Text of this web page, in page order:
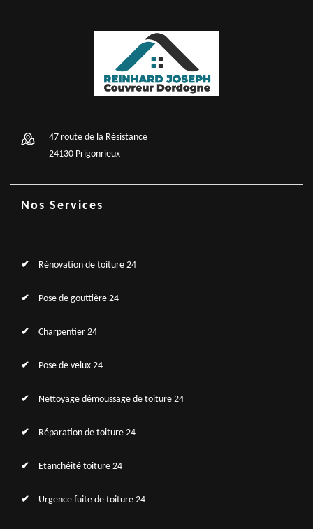
47 route de la Résistance
24130 Prigonrieux
Nos Services
Rénovation de toiture 24
Pose de gouttière 24
Charpentier 24
Pose de velux 24
Nettoyage démoussage de toiture 24
Réparation de toiture 24
Etanchéité toiture 24
Urgence fuite de toiture 24